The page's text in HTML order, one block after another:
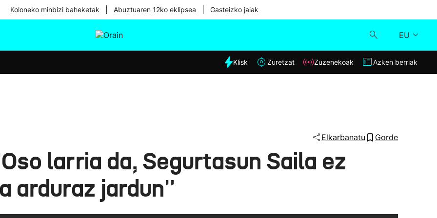
Koloneko minbizi baheketak Abuztuaren 12ko eklipsea Gasteizko jaiak
EU
Eguraldia
Klisk
Klisk Zuretzat Zuzenekoak Azken berriak
Elkarbanatu Gorde
larria da, Segurtasun Saila ez
arduraz jardun''